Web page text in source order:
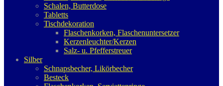
Schalen, Butterdose
Tabletts
Tischdekoration
Flaschenkorken, Flaschenuntersetzer
Kerzenleuchter/Kerzen
Salz- u. Pfefferstreuer
Silber
Schnapsbecher, Likörbecher
Besteck